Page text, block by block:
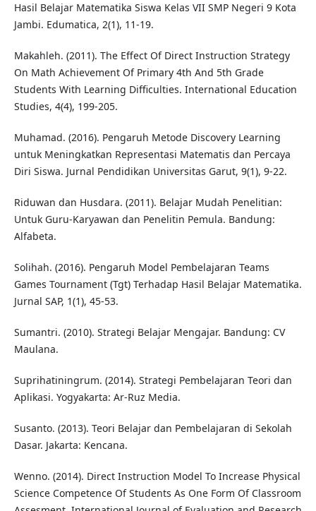
Hasil Belajar Matematika Siswa Kelas VII SMP Negeri 9 Kota
Jambi. Edumatica, 2(1), 11-19.
Makahleh. (2011). The Effect Of Direct Instruction Strategy
On Math Achievement Of Primary 4th And 5th Grade
Students With Learning Difficulties. International Education
Studies, 4(4), 199-205.
Muhamad. (2016). Pengaruh Metode Discovery Learning
untuk Meningkatkan Representasi Matematis dan Percaya
Diri Siswa. Jurnal Pendidikan Universitas Garut, 9(1), 9-22.
Riduwan dan Husdara. (2011). Belajar Mudah Penelitian:
Untuk Guru-Karyawan dan Penelitin Pemula. Bandung:
Alfabeta.
Solihah. (2016). Pengaruh Model Pembelajaran Teams
Games Tournament (Tgt) Terhadap Hasil Belajar Matematika.
Jurnal SAP, 1(1), 45-53.
Sumantri. (2010). Strategi Belajar Mengajar. Bandung: CV
Maulana.
Suprihatiningrum. (2014). Strategi Pembelajaran Teori dan
Aplikasi. Yogyakarta: Ar-Ruz Media.
Susanto. (2013). Teori Belajar dan Pembelajaran di Sekolah
Dasar. Jakarta: Kencana.
Wenno. (2014). Direct Instruction Model To Increase Physical
Science Competence Of Students As One Form Of Classroom